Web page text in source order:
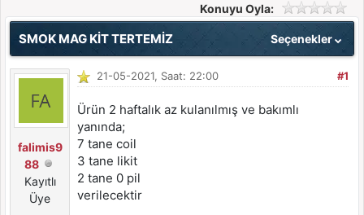
Konuyu Oyla:
Seçenekler
SMOK MAG KİT TERTEMİZ
falimis9
88
Kayıtlı
Üye
#1
21-05-2021, Saat: 22:00
Ürün 2 haftalık az kulanılmış ve bakımlı
yanında;
7 tane coil
3 tane likit
2 tane 0 pil
verilecektir